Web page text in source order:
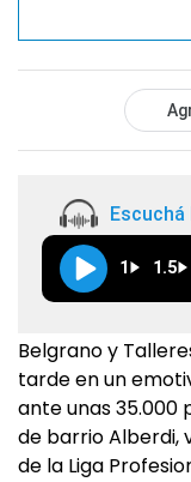
1 1.5
Belgrano y
tarde en un
ante unas 35.000
de barrio Alberdi,
de la Liga